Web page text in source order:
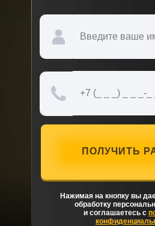
Нажимая на кнопку вы
обработку
и соглашаетесь с
ПОЛУЧИТЬ